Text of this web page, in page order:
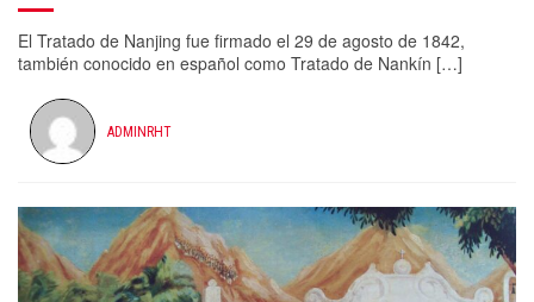
El Tratado de Nanjing fue firmado el 29 de agosto de 1842,
también conocido en español como Tratado de Nankín […]
ADMINRHT